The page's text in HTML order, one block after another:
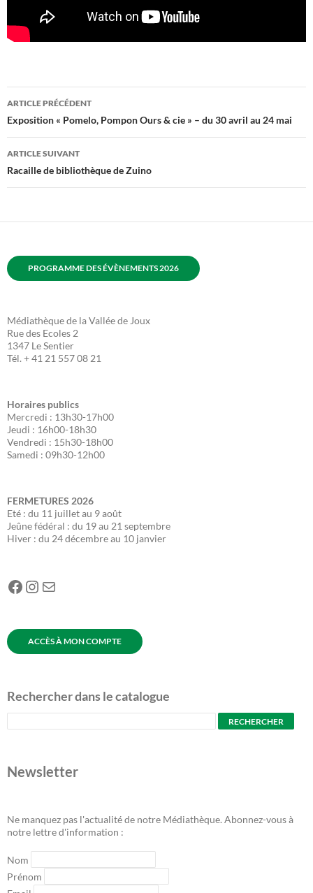
Navigation
des
articles
ARTICLE PRÉCÉDENT
Exposition « Pomelo, Pompon Ours & cie » – du 30 avril au 24 mai
ARTICLE SUIVANT
Racaille de bibliothèque de Zuino
PROGRAMME DES ÉVÈNEMENTS 2026
Médiathèque de la Vallée de Joux
Rue des Ecoles 2
1347 Le Sentier
Tél. + 41 21 557 08 21
Horaires publics
Mercredi : 13h30-17h00
Jeudi : 16h00-18h30
Vendredi : 15h30-18h00
Samedi : 09h30-12h00
FERMETURES 2026
Eté : du 11 juillet au 9 août
Jeûne fédéral : du 19 au 21 septembre
Hiver : du 24 décembre au 10 janvier
Facebook
Instagram
E-mail
ACCÈS À MON COMPTE
Rechercher dans le catalogue
Newsletter
Ne manquez pas l'actualité de notre Médiathèque. Abonnez-vous à
notre lettre d'information :
Nom
Prénom